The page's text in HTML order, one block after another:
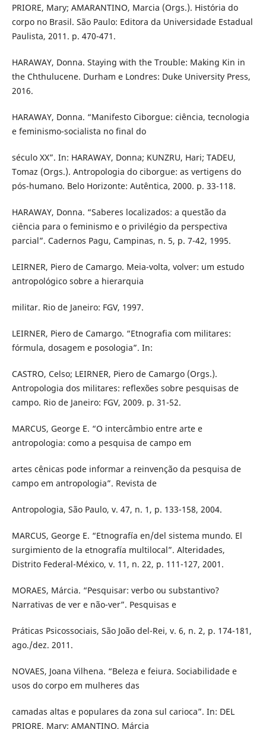
PRIORE, Mary; AMARANTINO, Marcia (Orgs.). História do
corpo no Brasil. São Paulo: Editora da Universidade Estadual
Paulista, 2011. p. 470-471.
HARAWAY, Donna. Staying with the Trouble: Making Kin in
the Chthulucene. Durham e Londres: Duke University Press,
2016.
HARAWAY, Donna. “Manifesto Ciborgue: ciência, tecnologia
e feminismo-socialista no final do
século XX”. In: HARAWAY, Donna; KUNZRU, Hari; TADEU,
Tomaz (Orgs.). Antropologia do ciborgue: as vertigens do
pós-humano. Belo Horizonte: Autêntica, 2000. p. 33-118.
HARAWAY, Donna. “Saberes localizados: a questão da
ciência para o feminismo e o privilégio da perspectiva
parcial”. Cadernos Pagu, Campinas, n. 5, p. 7-42, 1995.
LEIRNER, Piero de Camargo. Meia-volta, volver: um estudo
antropológico sobre a hierarquia
militar. Rio de Janeiro: FGV, 1997.
LEIRNER, Piero de Camargo. “Etnografia com militares:
fórmula, dosagem e posologia”. In:
CASTRO, Celso; LEIRNER, Piero de Camargo (Orgs.).
Antropologia dos militares: reflexões sobre pesquisas de
campo. Rio de Janeiro: FGV, 2009. p. 31-52.
MARCUS, George E. “O intercâmbio entre arte e
antropologia: como a pesquisa de campo em
artes cênicas pode informar a reinvenção da pesquisa de
campo em antropologia”. Revista de
Antropologia, São Paulo, v. 47, n. 1, p. 133-158, 2004.
MARCUS, George E. “Etnografía en/del sistema mundo. El
surgimiento de la etnografía multilocal”. Alteridades,
Distrito Federal-México, v. 11, n. 22, p. 111-127, 2001.
MORAES, Márcia. “Pesquisar: verbo ou substantivo?
Narrativas de ver e não-ver”. Pesquisas e
Práticas Psicossociais, São João del-Rei, v. 6, n. 2, p. 174-181,
ago./dez. 2011.
NOVAES, Joana Vilhena. “Beleza e feiura. Sociabilidade e
usos do corpo em mulheres das
camadas altas e populares da zona sul carioca”. In: DEL
PRIORE, Mary; AMANTINO, Márcia